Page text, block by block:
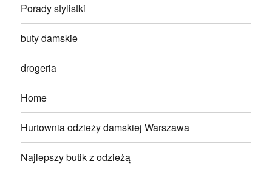
Porady stylistki
buty damskie
drogeria
Home
Hurtownia odzieży damskiej Warszawa
Najlepszy butik z odzieżą